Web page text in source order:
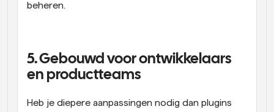
beheren.
5. Gebouwd voor ontwikkelaars
en productteams
Heb je diepere aanpassingen nodig dan plugins